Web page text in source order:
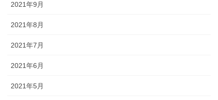
2021年9月
2021年8月
2021年7月
2021年6月
2021年5月